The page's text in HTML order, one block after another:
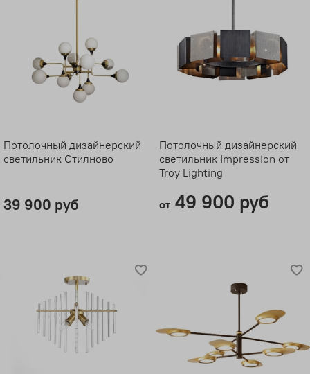
Потолочный дизайнерский
светильник Стилново
39 900 руб
Потолочный дизайнерский
светильник Impression от
Troy Lighting
от49 900 руб